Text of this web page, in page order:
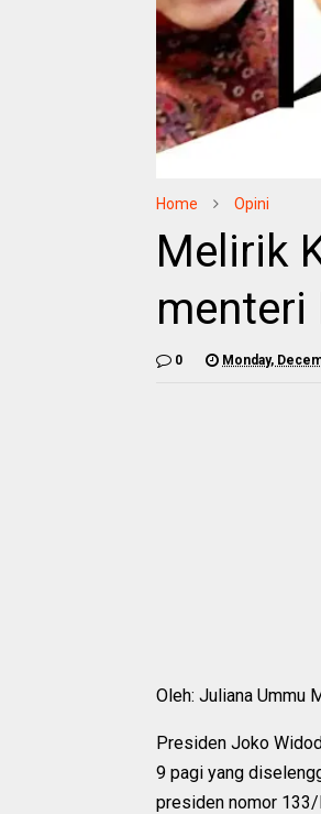
Home Opini
Melirik
menteri
0 Monday,
Oleh: Juliana Ummu
Presiden Joko
9 pagi yang
presiden nomor 133/